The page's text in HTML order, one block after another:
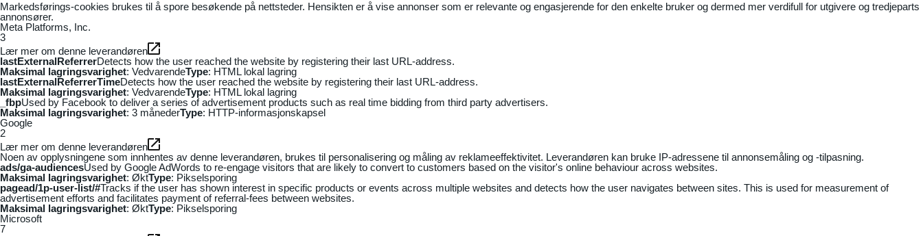
Markedsførings-cookies brukes til å spore besøkende på nettsteder. Hensikten er å vise annonser som er relevante og engasjerende for den enkelte bruker og dermed mer verdifull for utgivere og tredjeparts
annonsører.
Meta Platforms, Inc.
3
Lær mer om denne leverandøren
lastExternalReferrerDetects how the user reached the website by registering their last URL-address.
Maksimal lagringsvarighet: VedvarendeType: HTML lokal lagring
lastExternalReferrerTimeDetects how the user reached the website by registering their last URL-address.
Maksimal lagringsvarighet: VedvarendeType: HTML lokal lagring
_fbpUsed by Facebook to deliver a series of advertisement products such as real time bidding from third party advertisers.
Maksimal lagringsvarighet: 3 månederType: HTTP-informasjonskapsel
Google
2
Lær mer om denne leverandøren
Noen av opplysningene som innhentes av denne leverandøren, brukes til personalisering og måling av reklameeffektivitet. Leverandøren kan bruke IP-adressene til annonsemåling og -tilpasning.
ads/ga-audiencesUsed by Google AdWords to re-engage visitors that are likely to convert to customers based on the visitor's online behaviour across websites.
Maksimal lagringsvarighet: ØktType: Pikselsporing
pagead/1p-user-list/#Tracks if the user has shown interest in specific products or events across multiple websites and detects how the user navigates between sites. This is used for measurement of
advertisement efforts and facilitates payment of referral-fees between websites.
Maksimal lagringsvarighet: ØktType: Pikselsporing
Microsoft
7